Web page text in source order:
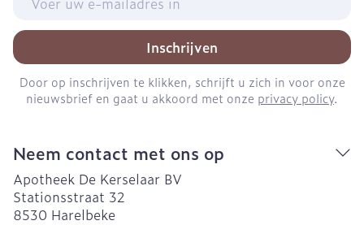
Inschrijven
Door op inschrijven te klikken, schrijft u zich in voor onze
nieuwsbrief en gaat u akkoord met onze privacy policy.
Neem contact met ons op
Apotheek De Kerselaar BV
Stationsstraat 32
8530 Harelbeke